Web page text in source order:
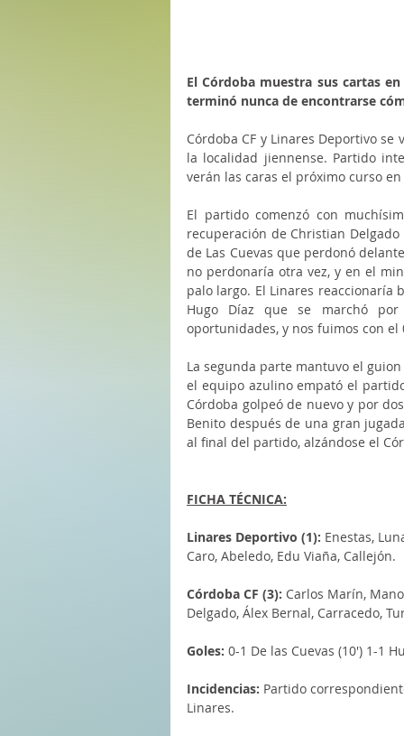
El Córdoba muestra sus cartas
terminó nunca de encontrarse
Córdoba CF y Linares Deportivo
la localidad jiennense. Partido
verán las caras el próximo curso en
El partido comenzó con
recuperación de Christian
de Las Cuevas que perdonó
no perdonaría otra vez, y en el
palo largo. El Linares reaccionaría
Hugo Díaz que se marchó
oportunidades, y nos fuimos con
La segunda parte mantuvo el
el equipo azulino empató el
Córdoba golpeó de nuevo y por
Benito después de una gran
al final del partido, alzándose el
FICHA TÉCNICA:
Linares Deportivo (1): Enestas,
Caro, Abeledo, Edu Viaña, Callejón.
Córdoba CF (3): Carlos Marín,
Delgado, Álex Bernal, Carracedo,
Goles: 0-1 De las Cuevas (10') 1-1
Incidencias: Partido
Linares.